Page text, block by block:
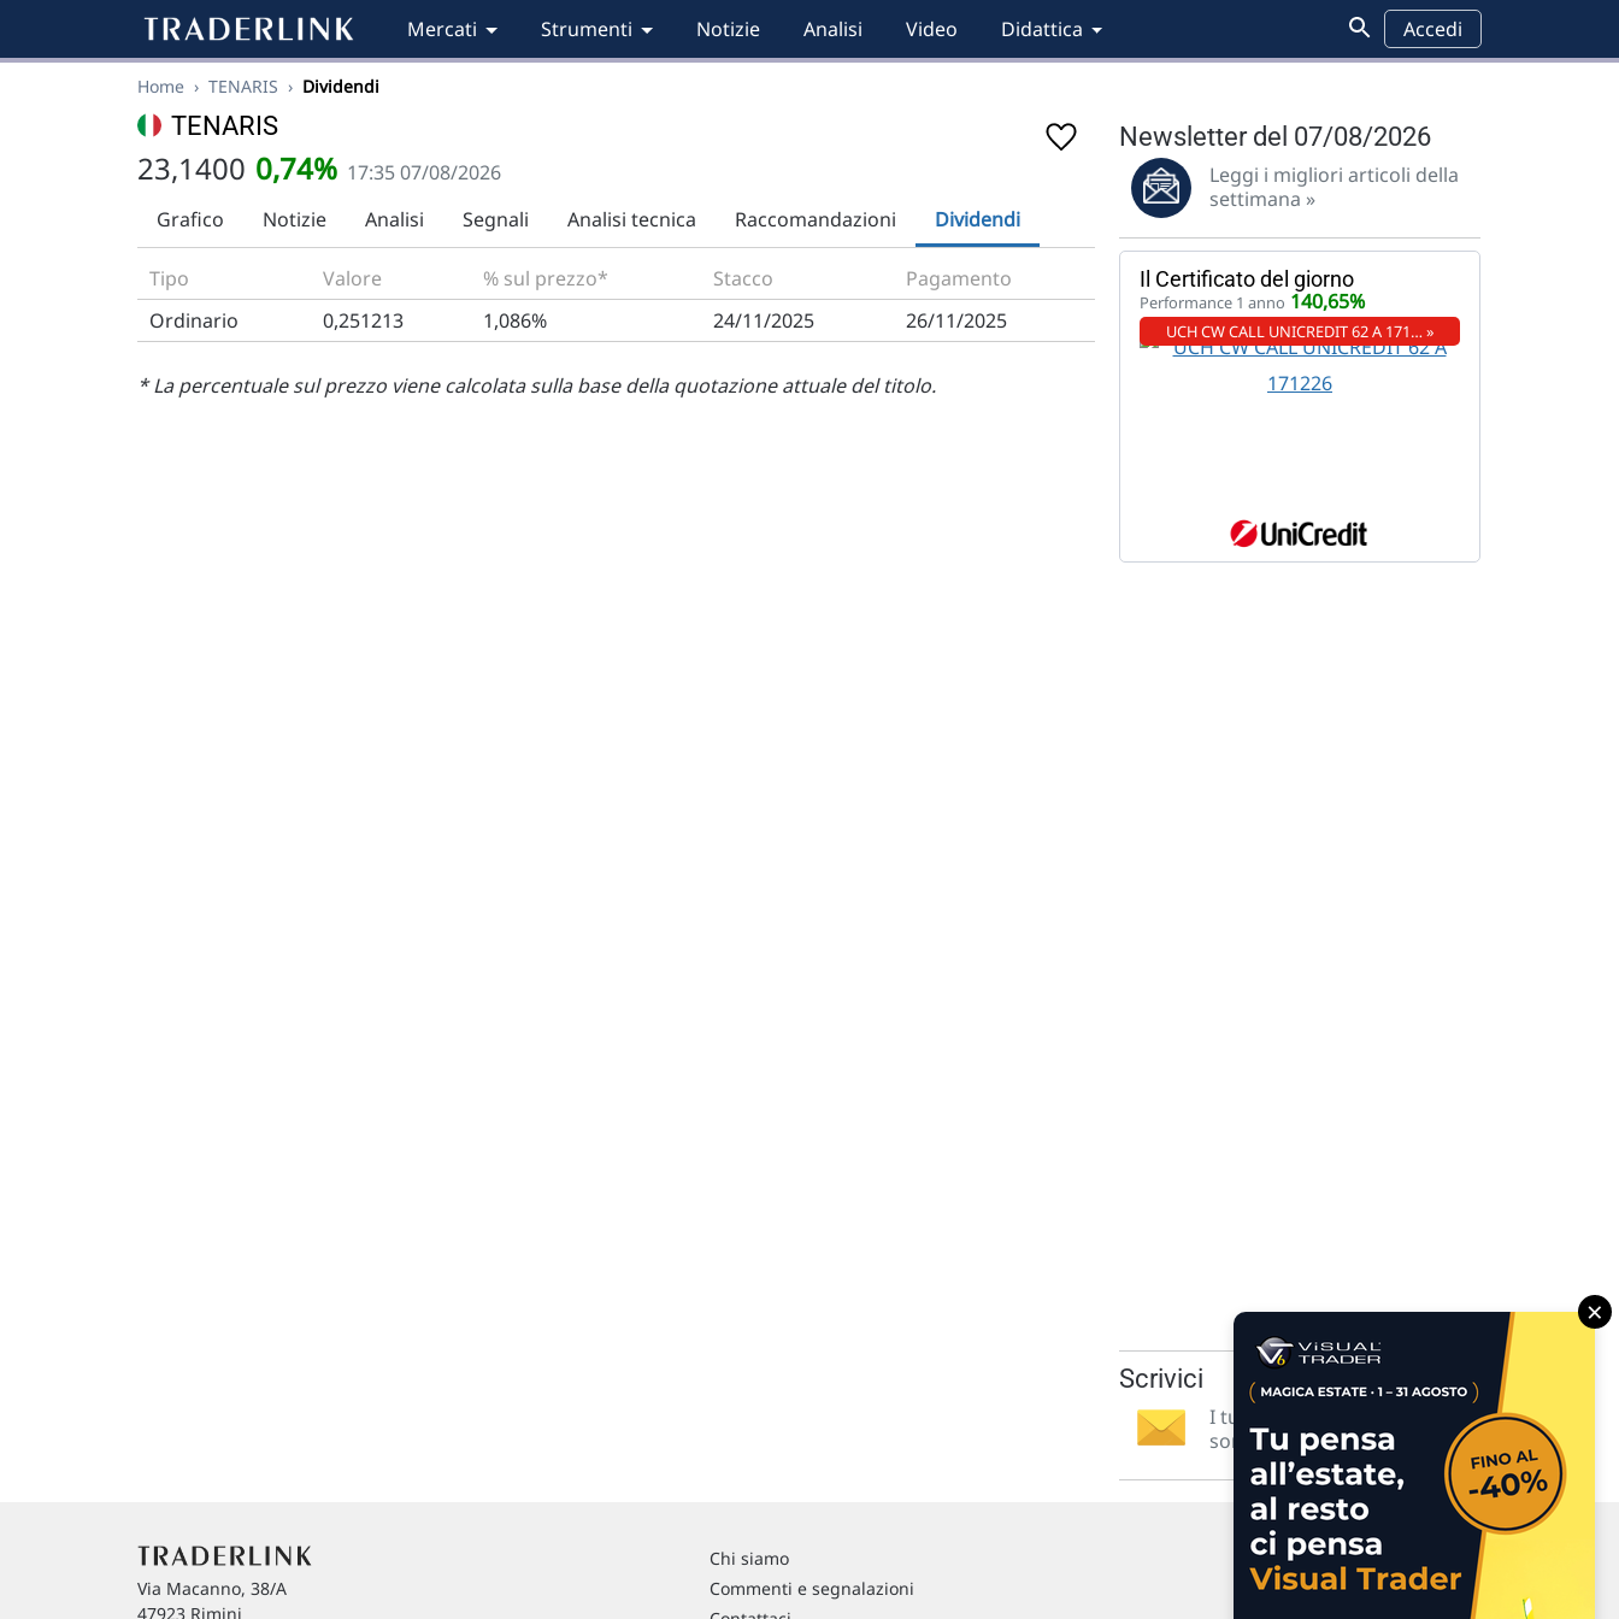
Mercati Strumenti Notizie Analisi Video Didattica Accedi
Home › TENARIS › Dividendi
TENARIS
23,1400 0,74% 17:35 07/08/2026
Grafico
Notizie Analisi Segnali Analisi tecnica Raccomandazioni Dividendi
Tipo Valore % sul prezzo* Stacco
Pagamento
Ordinario
0,251213 1,086% 24/11/2025 26/11/2025
* La percentuale sul prezzo viene calcolata sulla base della quotazione attuale del titolo.
Newsletter del 07/08/2026
Leggi i migliori articoli della
settimana »
Il Certificato del giorno
Performance 1 anno 140,65%
UCH CW CALL UNICREDIT 62 A 171… »
Scrivici
I tuoi suggerimenti per noi
sono preziosi e molto utili! »
Via Macanno, 38/A
47923 Rimini
Chi siamo
Commenti e segnalazioni
×